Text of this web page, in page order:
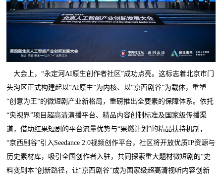
大会上，“永定河AI原生创作者社区”成功点亮。这标志着北京市门
头沟区正式构建起以“AI原生”为内核、以“京西剧谷”为载体，重塑
“创意为王”的微短剧产业新格局，重磅推出全要素的保障体系。依托
“央视界”项目超高清演播平台、精品内容创制标准及国家级传播渠
道，借助红果短剧的平台流量优势与“果燃计划”的精品扶持机制，
“京西剧谷”引入Seedance 2.0视频创作平台，社区将开放优质IP资源与
历史素材库，吸引全国创作者入驻，共同探索重大题材微短剧的“史
料变剧本”创新路径，让“京西剧谷”成为国家级超高清视听内容创新